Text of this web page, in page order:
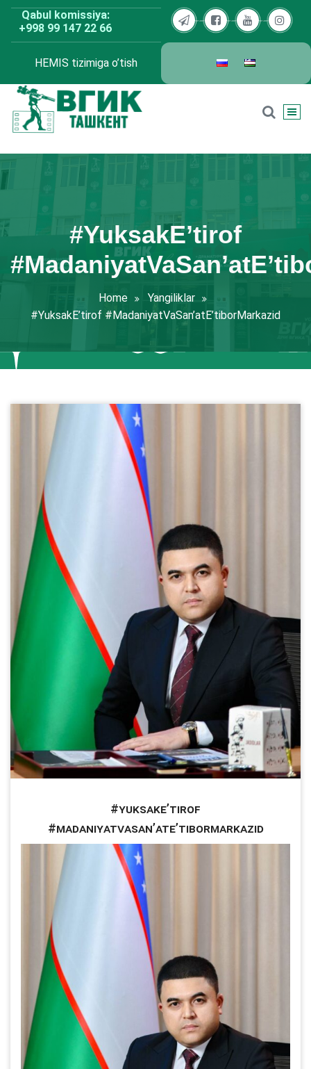
Skip
content
Qabul komissiya:
+998 99 147 22 66
HEMIS tizimiga o’tish
#YuksakE’tirof
Home
Yangiliklar
#YuksakE’tirof #MadaniyatVaSan’atE’tiborMarkazid
#YuksakE’tirof
#MadaniyatVaSan’atE’tiborMarkazid